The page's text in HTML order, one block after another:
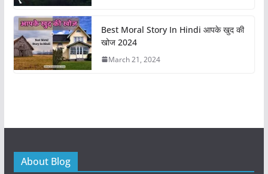
Best Moral Story In Hindi आपके खुद की
खोज 2024
March 21, 2024
About Blog